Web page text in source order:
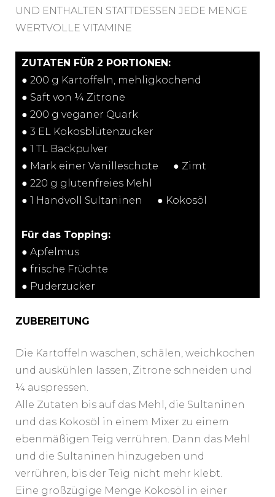
UND ENTHALTEN STATTDESSEN JEDE MENGE
WERTVOLLE VITAMINE
ZUTATEN FÜR 2 PORTIONEN:
● 200 g Kartoffeln, mehligkochend⠀⠀
● Saft von ¼ Zitrone⠀⠀
● 200 g veganer Quark⠀⠀
● 3 EL Kokosblütenzucker⠀⠀
● 1 TL Backpulver⠀⠀
● Mark einer Vanilleschote⠀⠀● Zimt⠀⠀
● 220 g glutenfreies Mehl⠀⠀
● 1 Handvoll Sultaninen⠀⠀● Kokosöl
Für das Topping:
● Apfelmus
● frische Früchte
● Puderzucker
ZUBEREITUNG
Die Kartoffeln waschen, schälen, weichkochen
und auskühlen lassen, Zitrone schneiden und
¼ auspressen.
Alle Zutaten bis auf das Mehl, die Sultaninen
und das Kokosöl in einem Mixer zu einem
ebenmäßigen Teig verrühren. Dann das Mehl
und die Sultaninen hinzugeben und
verrühren, bis der Teig nicht mehr klebt.
Eine großzügige Menge Kokosöl in einer